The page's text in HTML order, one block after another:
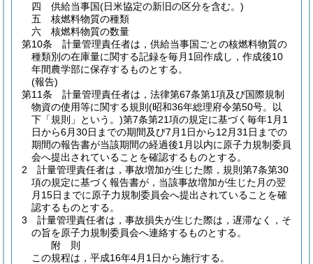
四
供給当事国(日米協定の新旧の区分を含む。)
五
核燃料物質の種類
六
核燃料物質の数量
第10条
計量管理責任者は，供給当事国ごとの核燃料物質の
種類別の在庫量に関する記録を毎月1回作成し，作成後10
年間農学部に保存するものとする。
(報告)
第11条
計量管理責任者は，法律第67条第1項及び国際規制
物資の使用等に関する規則 (昭和36年総理府令第50号。以
下「規則」という。)第7条第21項の規定に基づく毎年1月1
日から6月30日までの期間及び7月1日から12月31日までの
期間の報告書が当該期間の経過後1月以内に原子力規制委員
会へ提出されていることを確認するものとする。
2
計量管理責任者は，事故増加が生じた際，規則第7条第30
項の規定に基づく報告書が，当該事故増加が生じた月の翌
月15日までに原子力規制委員会へ提出されていることを確
認するものとする。
3
計量管理責任者は，事故損失が生じた際は，遅滞なく，そ
の旨を原子力規制委員会へ連絡するものとする。
附 則
この規程は，平成16年4月1日から施行する。